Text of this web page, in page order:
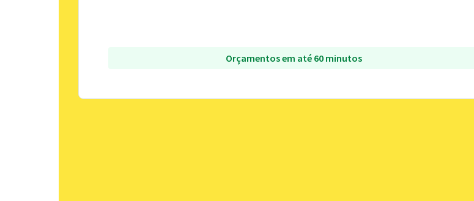
Orçamentos em até 60 minutos